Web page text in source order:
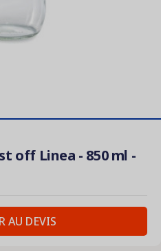
off Linea - 850 ml -
AU DEVIS